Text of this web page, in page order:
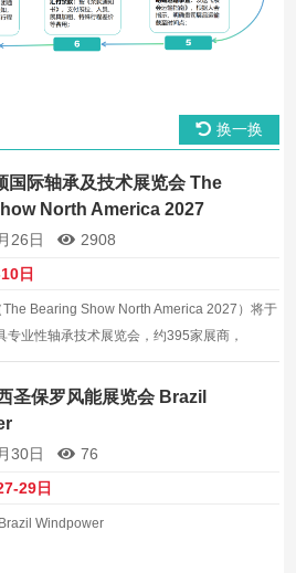
换一换
国际轴承及技术展览会 The
North America 2027
26日
2908
日
Bearing Show North America 2027）将于
业性轴承技术展览会，约395家展商，
圣保罗风能展览会 Brazil
30日
76
29日
Windpower